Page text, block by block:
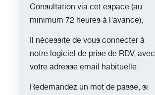
Consultation via cet espace (au
minimum 72 heures à l’avance),
Il nécessite de vous connecter à
notre logiciel de prise de RDV, avec
votre adresse email habituelle.
Redemandez un mot de passe, si